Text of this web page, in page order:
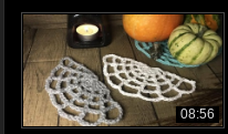
08:56